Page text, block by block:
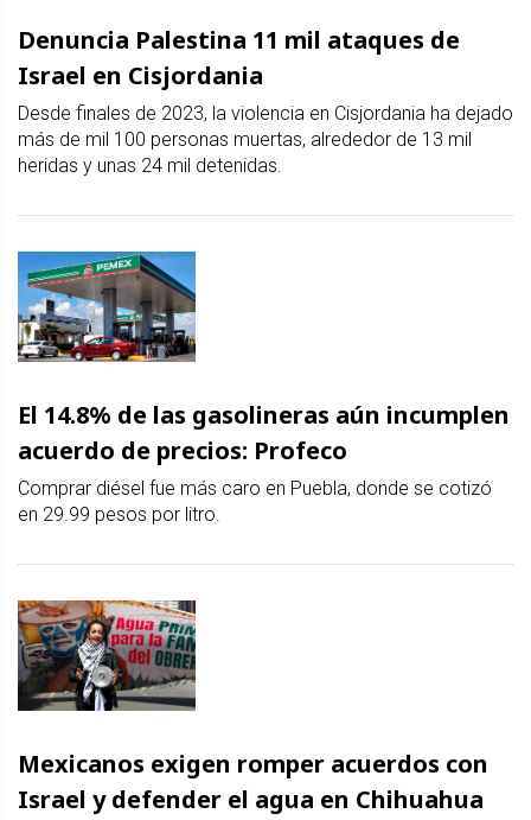
Denuncia Palestina 11 mil ataques de
Israel en Cisjordania
Desde finales de 2023, la violencia en Cisjordania ha dejado
más de mil 100 personas muertas, alrededor de 13 mil
heridas y unas 24 mil detenidas.
El 14.8% de las gasolineras aún incumplen
acuerdo de precios: Profeco
Comprar diésel fue más caro en Puebla, donde se cotizó
en 29.99 pesos por litro.
Mexicanos exigen romper acuerdos con
Israel y defender el agua en Chihuahua